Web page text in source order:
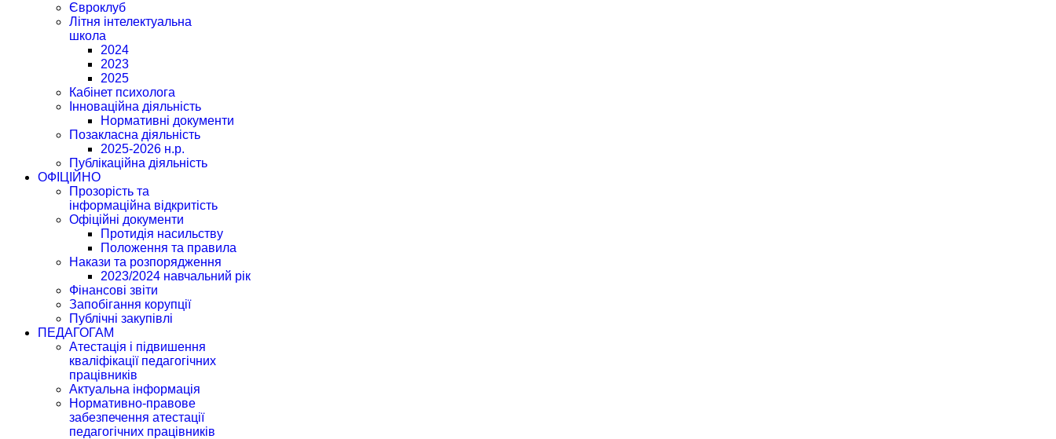
Євроклуб
Літня інтелектуальна
школа
2024
2023
2025
Кабінет психолога
Інноваційна діяльність
Нормативні документи
Позакласна діяльність
2025-2026 н.р.
Публікаційна діяльність
ОФІЦІЙНО
Прозорість та
інформаційна відкритість
Офіційні документи
Протидія насильству
Положення та правила
Накази та розпорядження
2023/2024 навчальний рік
Фінансові звіти
Запобігання корупції
Публічні закупівлі
ПЕДАГОГАМ
Атестація і підвишення
кваліфікації педагогічних
працівників
Актуальна інформація
Нормативно-правове
забезпечення атестації
педагогічних працівників